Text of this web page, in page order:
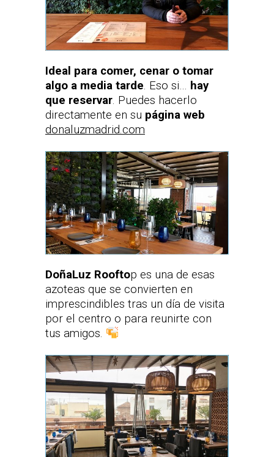
Ideal para comer, cenar o tomar
algo a media tarde. Eso si… hay
que reservar. Puedes hacerlo
directamente en su página web
donaluzmadrid.com
DoñaLuz Rooftop es una de esas
azoteas que se convierten en
imprescindibles tras un día de visita
por el centro o para reunirte con
tus amigos.